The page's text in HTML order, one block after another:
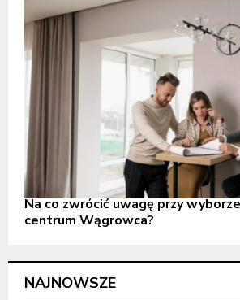
Na co zwrócić uwagę przy
centrum Wągrowca?
NAJNOWSZE